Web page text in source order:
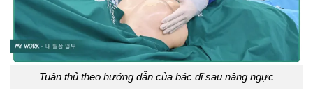
Tuân thủ theo hướng dẫn của bác dĩ sau nâng ngực